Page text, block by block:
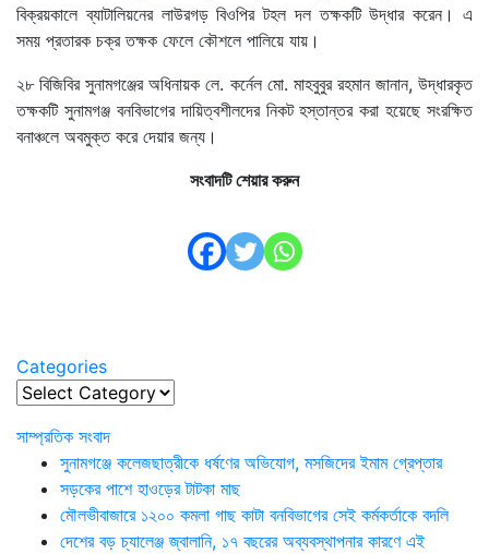
বিক্রয়কালে ব্যাটালিয়নের লাউরগড় বিওপির টহল দল তক্ষকটি উদ্ধার করেন। এ
সময় প্রতারক চক্র তক্ষক ফেলে কৌশলে পালিয়ে যায়।
২৮ বিজিবির সুনামগঞ্জের অধিনায়ক লে. কর্নেল মো. মাহবুবুর রহমান জানান, উদ্ধারকৃত
তক্ষকটি সুনামগঞ্জ বনবিভাগের দায়িত্বশীলদের নিকট হস্তান্তর করা হয়েছে সংরক্ষিত
বনাঞ্চলে অবমুক্ত করে দেয়ার জন্য।
সংবাদটি শেয়ার করুন
Categories
Categories
সাম্প্রতিক সংবাদ
সুনামগঞ্জে কলেজছাত্রীকে ধর্ষণের অভিযোগ, মসজিদের ইমাম গ্রেপ্তার
সড়কের পাশে হাওড়ের টাটকা মাছ
মৌলভীবাজারে ১২০০ কমলা গাছ কাটা বনবিভাগের সেই কর্মকর্তাকে বদলি
দেশের বড় চ্যালেঞ্জ জ্বালানি, ১৭ বছরের অব্যবস্থাপনার কারণে এই